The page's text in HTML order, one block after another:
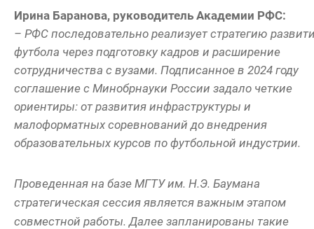
Ирина Баранова, руководитель Академии РФС:
– РФС последовательно реализует стратегию
футбола через подготовку кадров и расширение
сотрудничества с вузами. Подписанное в 2024 году
соглашение с Минобрнауки России задало четкие
ориентиры: от развития инфраструктуры и
малоформатных соревнований до внедрения
образовательных курсов по футбольной индустрии.
Проведенная на базе МГТУ им. Н.Э. Баумана
стратегическая сессия является важным этапом
совместной работы. Далее запланированы такие